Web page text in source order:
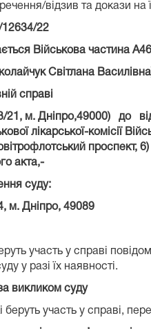
відзив та докази на
12634/22
Військова частина
Світлана
справі
м. Дніпро,49000) до
лікарської-комісії
проспект,
акта,-
суду:
м. Дніпро, 49089
участь у справі
у разі їх наявності.
викликом суду
участь у справі,